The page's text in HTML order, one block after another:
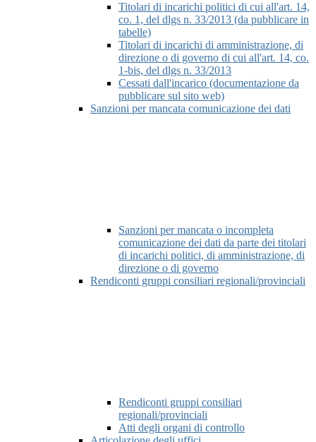
Titolari di incarichi politici di cui all'art. 14,
co. 1, del dlgs n. 33/2013 (da pubblicare in
tabelle)
Titolari di incarichi di amministrazione, di
direzione o di governo di cui all'art. 14, co.
1-bis, del dlgs n. 33/2013
Cessati dall'incarico (documentazione da
pubblicare sul sito web)
Sanzioni per mancata comunicazione dei dati
Sanzioni per mancata o incompleta
comunicazione dei dati da parte dei titolari
di incarichi politici, di amministrazione, di
direzione o di governo
Rendiconti gruppi consiliari regionali/provinciali
Rendiconti gruppi consiliari
regionali/provinciali
Atti degli organi di controllo